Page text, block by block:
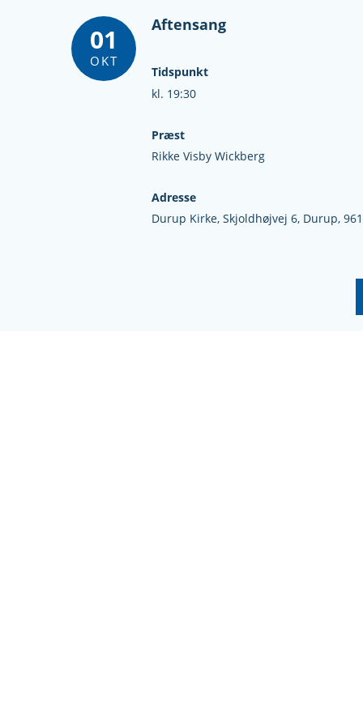
01
OKT
Aftensang
Tidspunkt
kl. 19:30
Præst
Rikke Visby Wickberg
Adresse
Durup Kirke,Skjoldhøjvej 6, Durup,